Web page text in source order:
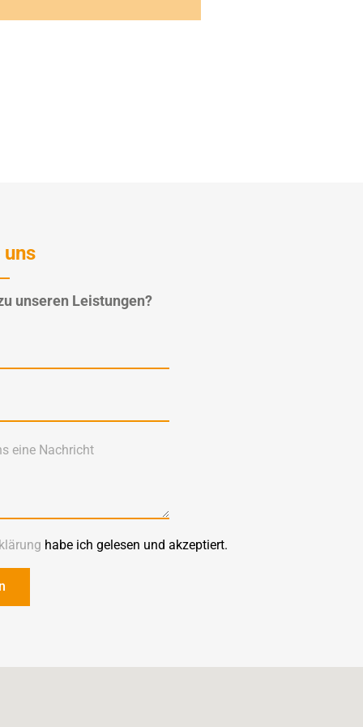
uns
unseren Leistungen?
habe ich gelesen und akzeptiert.